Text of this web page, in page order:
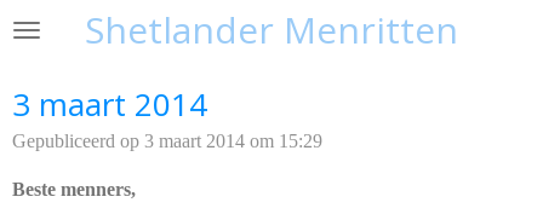
Ga
de
hoofdinhoud
Shetlander Menritten
3 maart 2014
Gepubliceerd op 3 maart 2014 om 15:29
Beste menners,